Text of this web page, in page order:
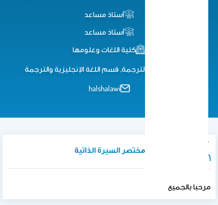
أستاذ مساعد
أستاذ مساعد
كلية اللغات وعلومها
كلية اللغات والترجمة, قسم اللغة الإنجليزية والترجمة
halshalawi
نبذة تعريفية / مختصر السيرة الذاتية
مرحبا بالجميع